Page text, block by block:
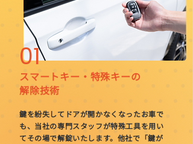
01
スマートキー・特殊キーの
​解除技術
鍵を紛失してドアが開かなくなったお車で
も、当社の専門スタッフが特殊工具を用い
てその場で解錠いたします。他社で「鍵が